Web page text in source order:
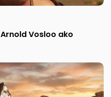
Vosloo ako